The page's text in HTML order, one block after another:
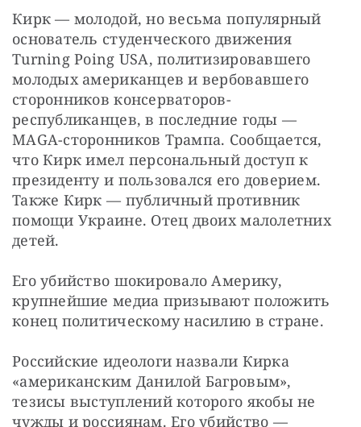
Кирк — молодой, но весьма популярный
основатель студенческого движения
Turning Poing USA, политизировавшего
молодых американцев и вербовавшего
сторонников консерваторов-
республиканцев, в последние годы —
MAGA-сторонников Трампа. Сообщается,
что Кирк имел персональный доступ к
президенту и пользовался его доверием.
Также Кирк — публичный противник
помощи Украине. Отец двоих малолетних
детей.
Его убийство шокировало Америку,
крупнейшие медиа призывают положить
конец политическому насилию в стране.
Российские идеологи назвали Кирка
«американским Данилой Багровым»,
тезисы выступлений которого якобы не
чужды и россиянам. Его убийство —